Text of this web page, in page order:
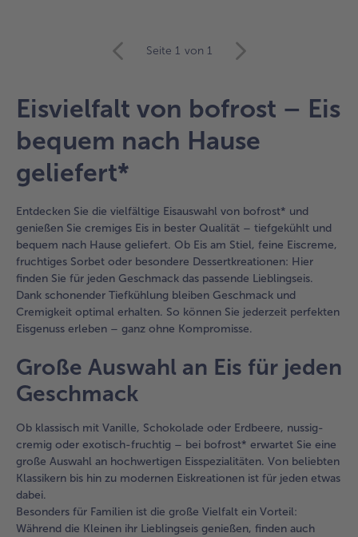
Übersicht.
befinden
16
Artikel
in
der
Liste.
Seite 1 von 1
Eisvielfalt von bofrost – Eis
bequem nach Hause
geliefert*
Entdecken Sie die vielfältige Eisauswahl von bofrost* und
genießen Sie cremiges Eis in bester Qualität – tiefgekühlt und
bequem nach Hause geliefert. Ob Eis am Stiel, feine Eiscreme,
fruchtiges Sorbet oder besondere Dessertkreationen: Hier
finden Sie für jeden Geschmack das passende Lieblingseis.
Dank schonender Tiefkühlung bleiben Geschmack und
Cremigkeit optimal erhalten. So können Sie jederzeit perfekten
Eisgenuss erleben – ganz ohne Kompromisse.
Große Auswahl an Eis für jeden
Geschmack
Ob klassisch mit Vanille, Schokolade oder Erdbeere, nussig-
cremig oder exotisch-fruchtig – bei bofrost* erwartet Sie eine
große Auswahl an hochwertigen Eisspezialitäten. Von beliebten
Klassikern bis hin zu modernen Eiskreationen ist für jeden etwas
dabei.
Besonders für Familien ist die große Vielfalt ein Vorteil:
Während die Kleinen ihr Lieblingseis genießen, finden auch